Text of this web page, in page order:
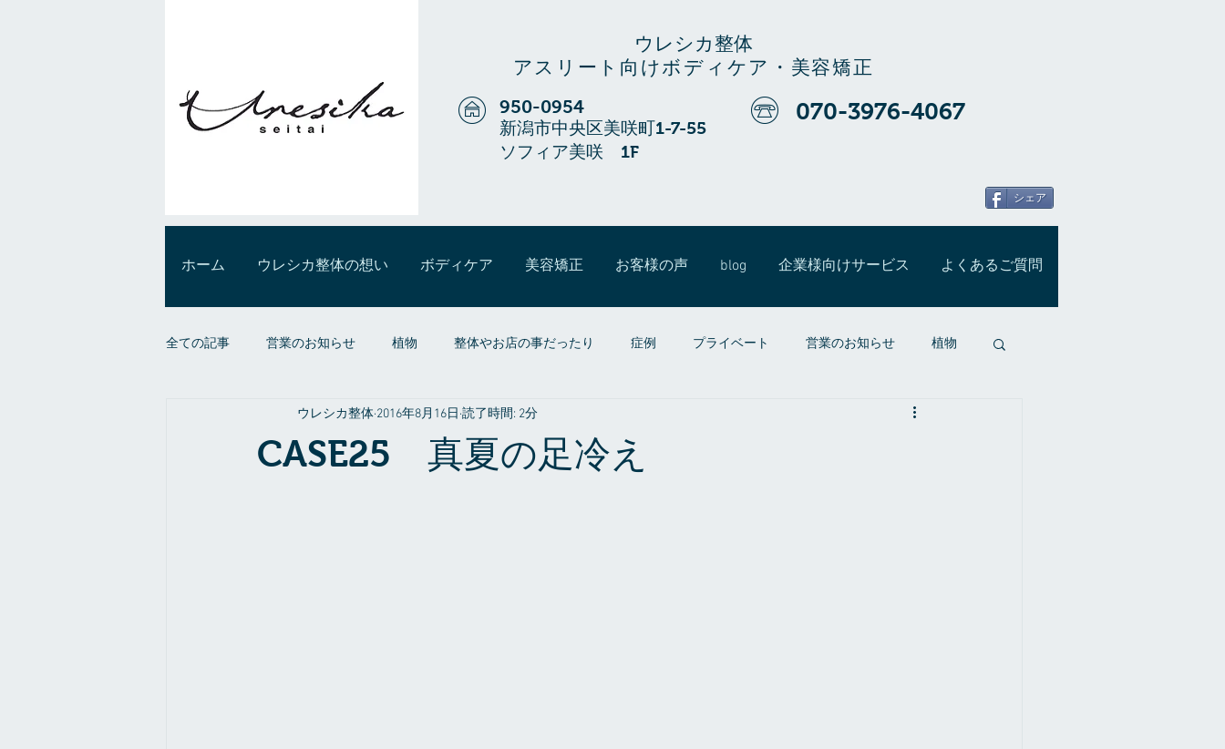
ウレシカ整体
アスリート向けボディケア・美容矯正
950-0954
新潟市中央区美咲町1-7-55
ソフィア美咲 1F
070-3976-4067
シェア
ホーム ウレシカ整体の想い ボディケア 美容矯正 お客様の声 blog 企業様向けサービス よくあるご質問
全ての記事 営業のお知らせ 植物 整体やお店の事だったり 症例 プライベート 営業のお知らせ 植物
整体やお店の事だったり 症例 プライベート
CASE25 真夏の足冷え
ウレシカ整体 2016年8月16日 読了時間: 2分